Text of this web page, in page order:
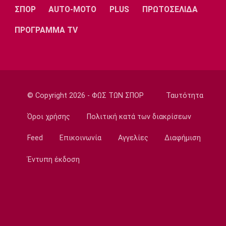
Ποδόσφαιρο - Διεθνή
πλήρωσε εξαψήφιο ποσό σε πρώην
μέσα από το παράδειγμά μου»
07:40
Ντιομαντέ: «Όταν μου έκανε πρόταση η Ρεάλ
ΣΠΟΡ AUTO-MOTO PLUS ΠΡΩΤΟΣΕΛΙΔΑ
ΠΡΟΓΡΑΜΜΑ TV
© Copyright 2026 - ΦΩΣ ΤΩΝ ΣΠΟΡ Ταυτότητα
Όροι χρήσης Πολιτική κατά των διακρίσεων
Feed Επικοινωνία Αγγελίες Διαφήμιση
Έντυπη έκδοση